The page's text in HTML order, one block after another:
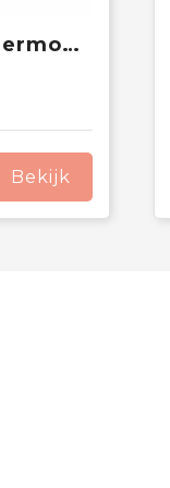
BELO LUX - Thermometer fles 500ml
Bekijk